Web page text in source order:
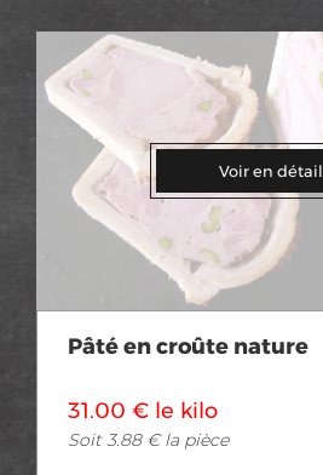
Voir en détail
Pâté en croûte nature
31.00 € le kilo
Soit 3.88 € la pièce